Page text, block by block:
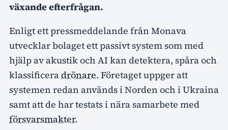
växande efterfrågan.
Enligt ett pressmeddelande från Monava
utvecklar bolaget ett passivt system som med
hjälp av akustik och AI kan detektera, spåra och
klassificeradrönare. Företaget uppger att
systemen redan används i Norden och i Ukraina
samt att de har testats i nära samarbete med
försvarsmakter.